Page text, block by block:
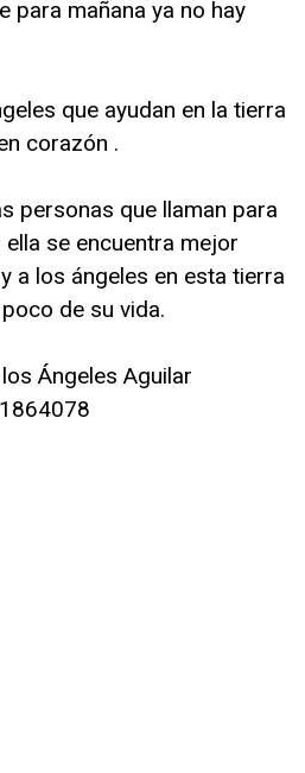
para mañana ya no hay
que ayudan en la tierra
corazón .
personas que llaman para
se encuentra mejor
a los ángeles en esta tierra
de su vida.
Ángeles Aguilar